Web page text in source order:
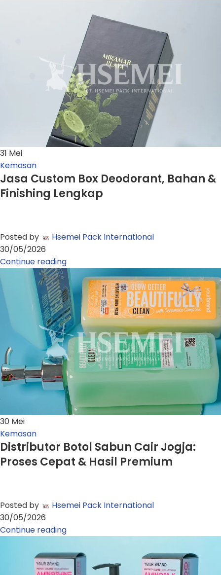
31 Mei
Kemasan
Jasa Custom Box Deodorant, Bahan &
Finishing Lengkap
Posted by
Hsemei Pack International
30/05/2026
Continue reading
30 Mei
Kemasan
Distributor Botol Sabun Cair Jogja:
Proses Cepat & Hasil Premium
Posted by
Hsemei Pack International
30/05/2026
Continue reading